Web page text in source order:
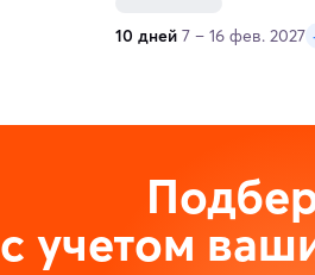
10 дней 7 – 16 фев. 2027
с учетом